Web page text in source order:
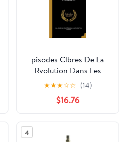
pisodes Clbres De La
Rvolution Dans Les
Provinces . French
Edition Paperback
1012606961
9781012606961 Paul
Chastan, Honore
Bondilh, Jules Deretz
★★★☆☆ (14)
$16.76
4